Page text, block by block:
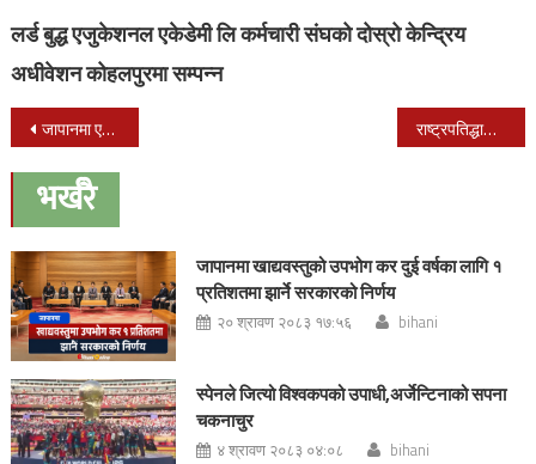
लर्ड बुद्ध एजुकेशनल एकेडेमी लि कर्मचारी संघको दोस्रो केन्द्रिय
अधीवेशन कोहलपुरमा सम्पन्न
Post
navigation
जापानमा एकैदिन ३१ को निधन, टोक्योमा मात्र १५ जनाको मृत्यु राष्ट्रपतिद्धारा बैशाख २६ गते संसद अधिवेशन आह्वान
भर्खरै
जापानमा खाद्यवस्तुको उपभोग कर दुई वर्षका लागि १
प्रतिशतमा झार्ने सरकारको निर्णय
२० श्रावण २०८३ १७:५६ bihani
स्पेनले जित्यो विश्वकपको उपाधी,अर्जेन्टिनाको सपना
चकनाचुर
४ श्रावण २०८३ ०४:०८ bihani